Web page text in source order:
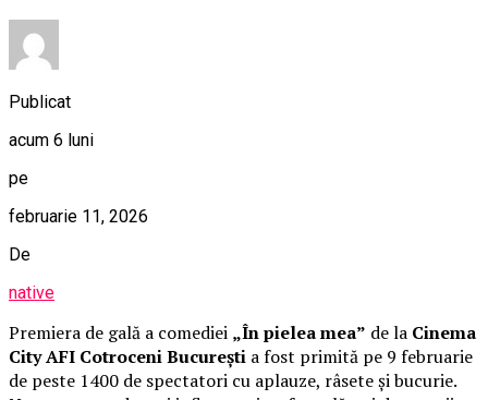
Publicat
acum 6 luni
pe
februarie 11, 2026
De
native
Premiera de gală a comediei „În pielea mea” de la Cinema
City AFI Cotroceni București a fost primită pe 9 februarie
de peste 1400 de spectatori cu aplauze, râsete și bucurie.